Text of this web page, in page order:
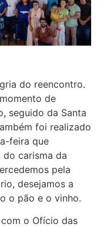
do reencontro.
de
seguido da Santa
foi realizado
feira que
carisma da
pela
desejamos a
o pão e o vinho.
o Ofício das